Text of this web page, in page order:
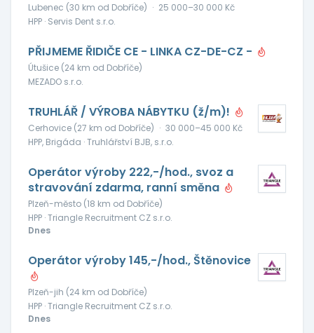
Lubenec (30 km od Dobříče) · 25 000–30 000 Kč
HPP · Servis Dent s.r.o.
PŘIJMEME ŘIDIČE CE - LINKA CZ-DE-CZ -
Útušice (24 km od Dobříče)
MEZADO s.r.o.
TRUHLÁŘ / VÝROBA NÁBYTKU (ž/m)!
Cerhovice (27 km od Dobříče) · 30 000–45 000 Kč
HPP, Brigáda · Truhlářství BJB, s.r.o.
Operátor výroby 222,-/hod., svoz a
stravování zdarma, ranní směna
Plzeň-město (18 km od Dobříče)
HPP · Triangle Recruitment CZ s.r.o.
Dnes
Operátor výroby 145,-/hod., Štěnovice
Plzeň-jih (24 km od Dobříče)
HPP · Triangle Recruitment CZ s.r.o.
Dnes